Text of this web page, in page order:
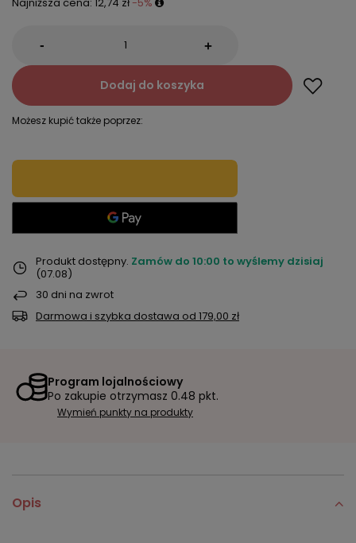
- +
Dodaj do koszyka
Możesz kupić także poprzez:
Produkt dostępny Zamów do 10:00 to wyślemy dzisiaj
(07.08)
30 dni na zwrot
Darmowa i szybka dostawa od 179,00 zł
Program lojalnościowy
Po zakupie otrzymasz 0.48 pkt.
Wymień punkty na produkty
Opis